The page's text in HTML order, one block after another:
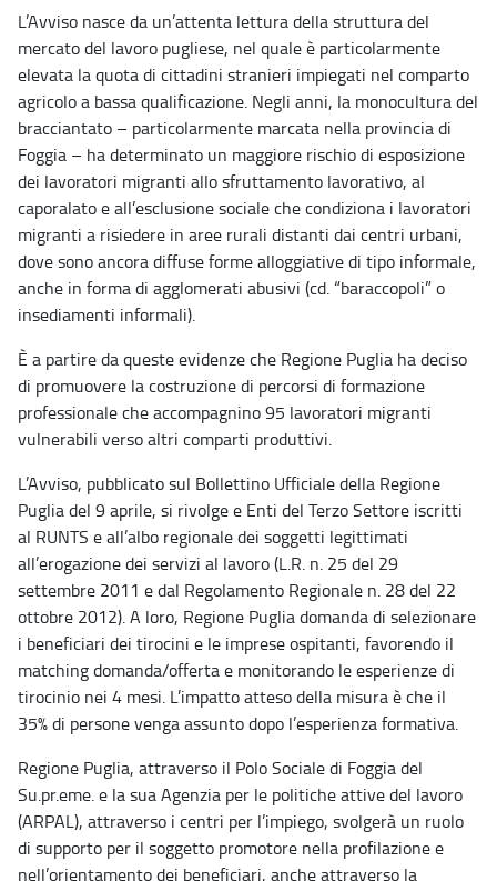
L’Avviso nasce da un’attenta lettura della struttura del
mercato del lavoro pugliese, nel quale è particolarmente
elevata la quota di cittadini stranieri impiegati nel comparto
agricolo a bassa qualificazione. Negli anni, la monocultura del
bracciantato – particolarmente marcata nella provincia di
Foggia – ha determinato un maggiore rischio di esposizione
dei lavoratori migranti allo sfruttamento lavorativo, al
caporalato e all’esclusione sociale che condiziona i lavoratori
migranti a risiedere in aree rurali distanti dai centri urbani,
dove sono ancora diffuse forme alloggiative di tipo informale,
anche in forma di agglomerati abusivi (cd. “baraccopoli” o
insediamenti informali).
È a partire da queste evidenze che Regione Puglia ha deciso
di promuovere la costruzione di percorsi di formazione
professionale che accompagnino 95 lavoratori migranti
vulnerabili verso altri comparti produttivi.
L’Avviso, pubblicato sul Bollettino Ufficiale della Regione
Puglia del 9 aprile, si rivolge e Enti del Terzo Settore iscritti
al RUNTS e all’albo regionale dei soggetti legittimati
all’erogazione dei servizi al lavoro (L.R. n. 25 del 29
settembre 2011 e dal Regolamento Regionale n. 28 del 22
ottobre 2012). A loro, Regione Puglia domanda di selezionare
i beneficiari dei tirocini e le imprese ospitanti, favorendo il
matching domanda/offerta e monitorando le esperienze di
tirocinio nei 4 mesi. L’impatto atteso della misura è che il
35% di persone venga assunto dopo l’esperienza formativa.
Regione Puglia, attraverso il Polo Sociale di Foggia del
Su.pr.eme. e la sua Agenzia per le politiche attive del lavoro
(ARPAL), attraverso i centri per l’impiego, svolgerà un ruolo
di supporto per il soggetto promotore nella profilazione e
nell’orientamento dei beneficiari, anche attraverso la